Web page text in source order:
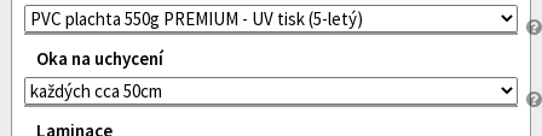
Oka na uchycení
Laminace